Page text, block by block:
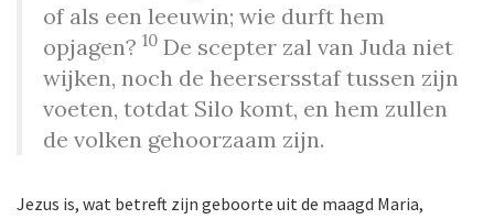
of als een leeuwin; wie durft hem
opjagen?10 De scepter zal van Juda niet
wijken, noch de heersersstaf tussen zijn
voeten, totdat Silo komt, en hem zullen
de volken gehoorzaam zijn.
Jezus is, wat betreft zijn geboorte uit de maagd Maria,